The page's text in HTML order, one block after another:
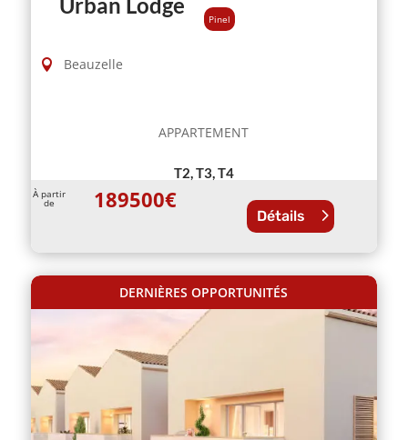
Urban Lodge
Pinel
Beauzelle
APPARTEMENT
T2, T3, T4
À partir
de 189500€
Détails
DERNIÈRES OPPORTUNITÉS